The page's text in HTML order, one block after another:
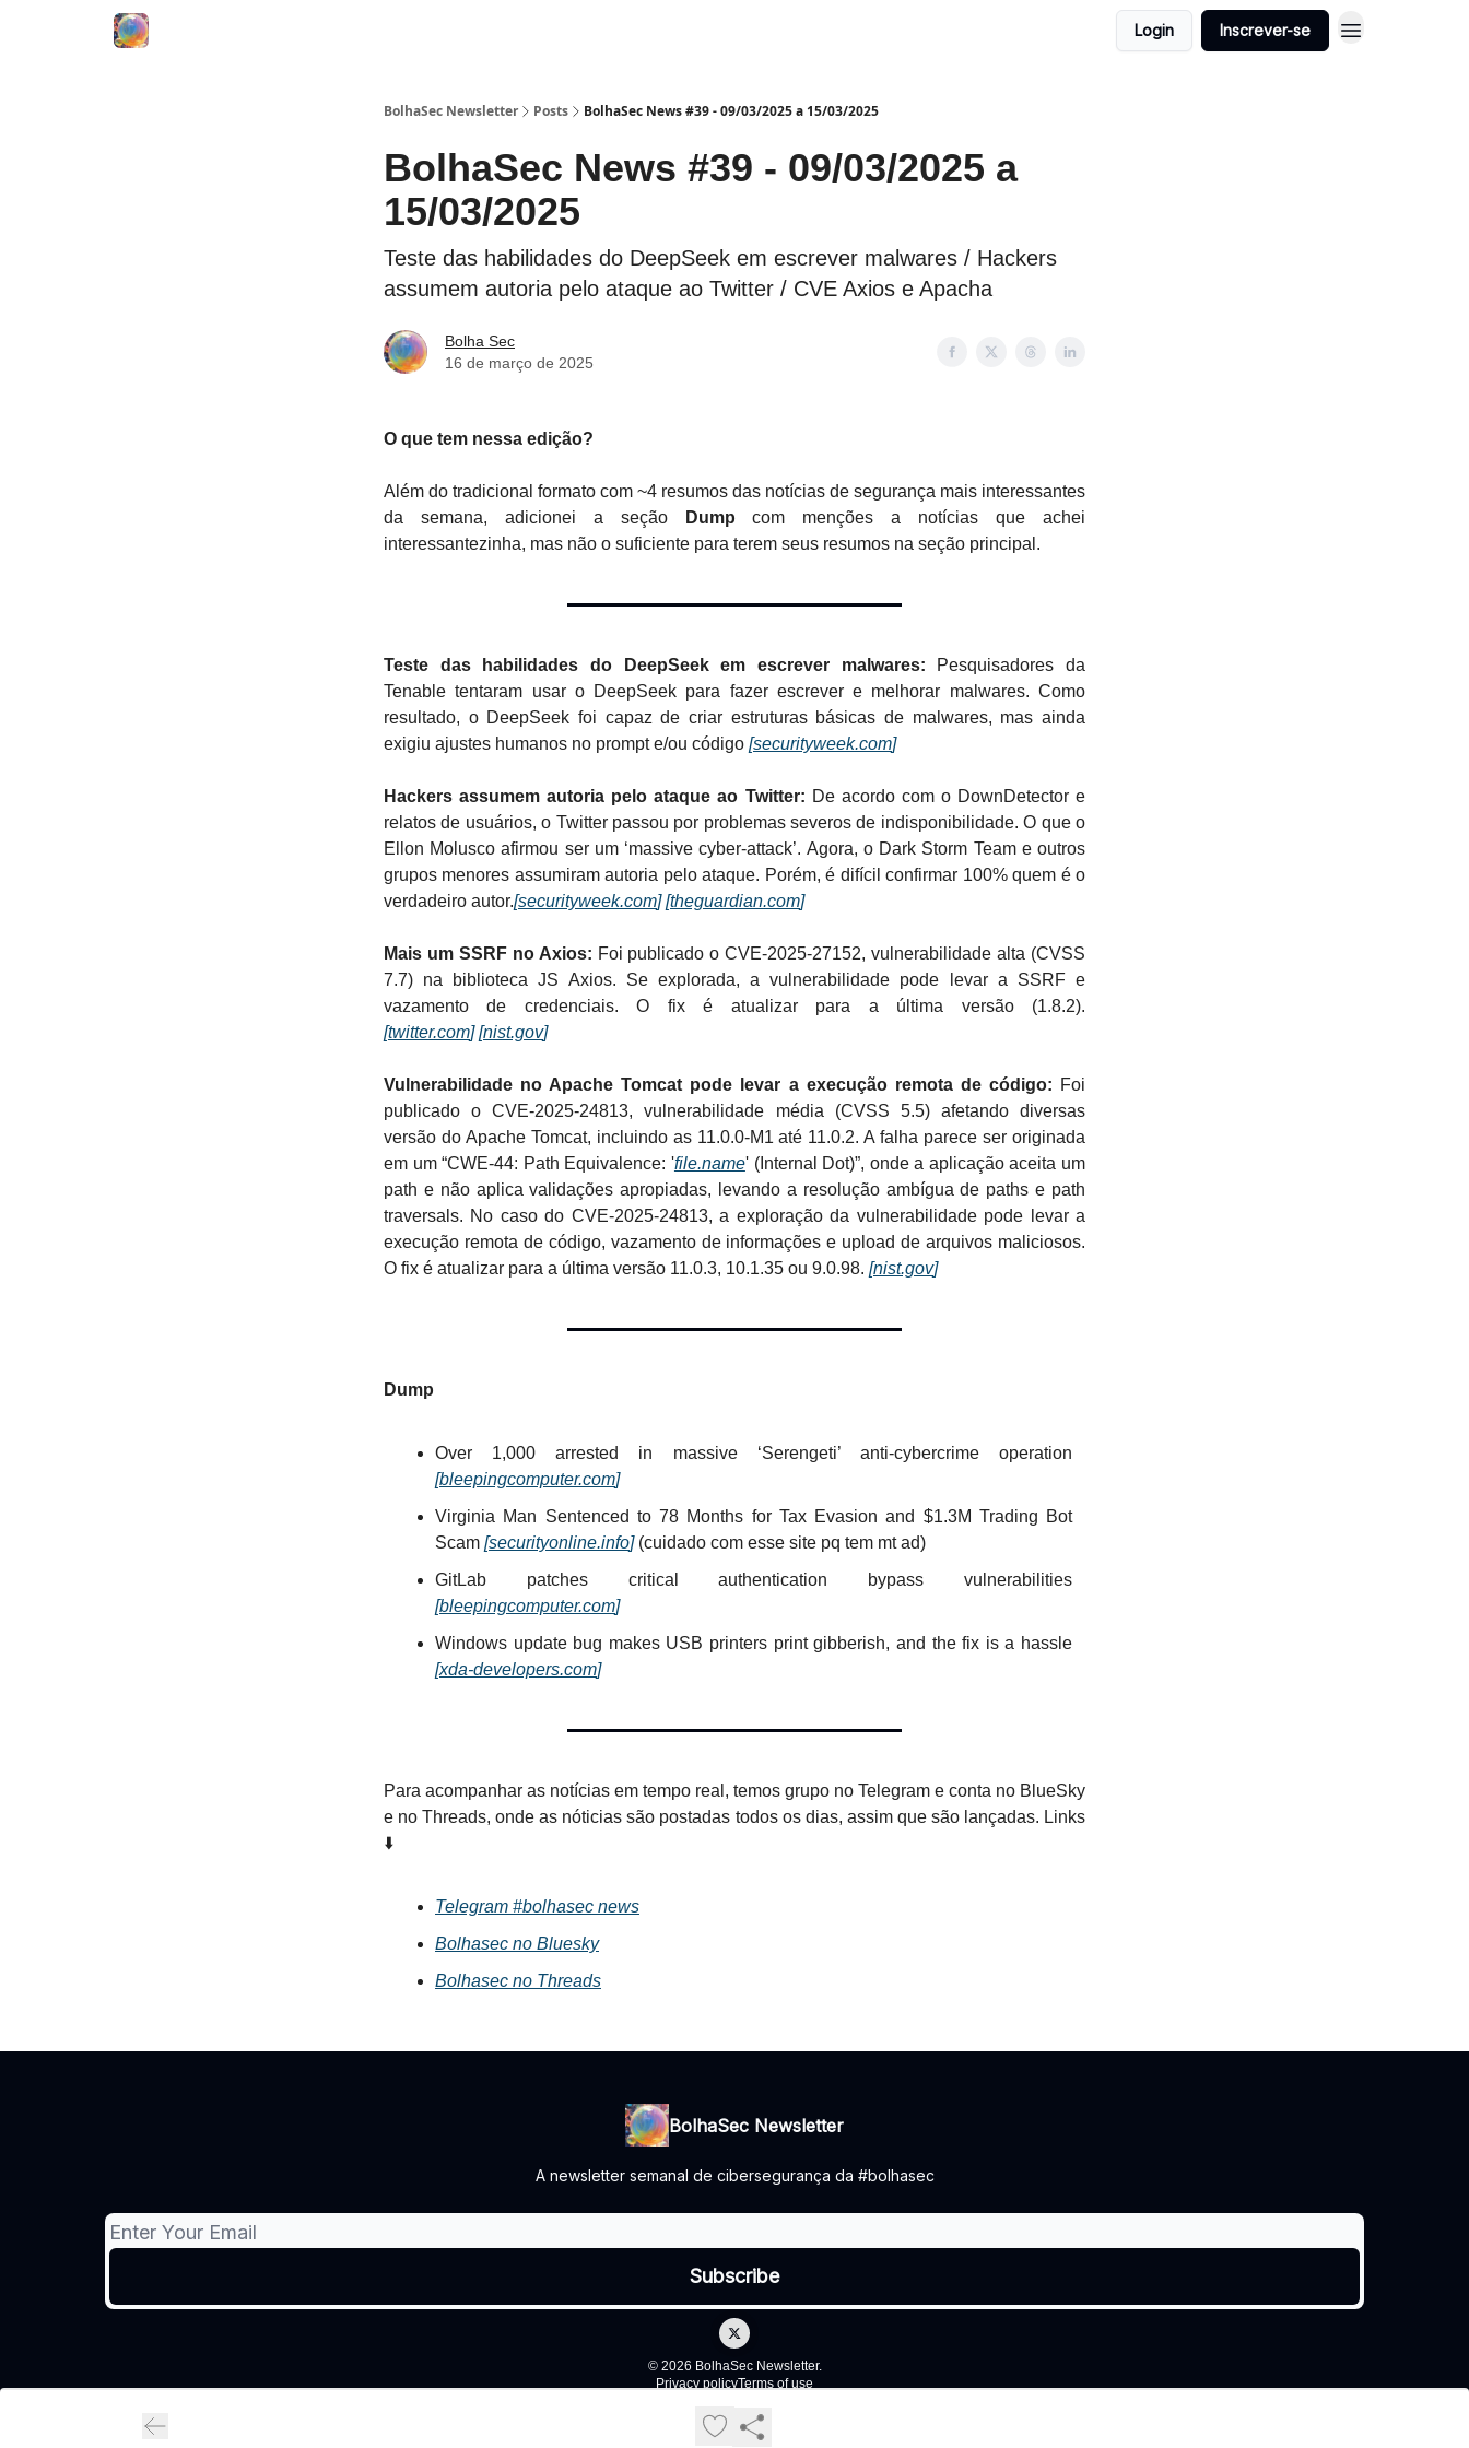
Login Inscrever-se
BolhaSec Newsletter Posts BolhaSec News #39 - 09/03/2025 a 15/03/2025
BolhaSec News #39 - 09/03/2025 a
15/03/2025
Teste das habilidades do DeepSeek em escrever malwares / Hackers
assumem autoria pelo ataque ao Twitter / CVE Axios e Apacha
Bolha Sec
16 de março de 2025
O que tem nessa edição?
Além do tradicional formato com ~4 resumos das notícias de segurança mais interessantes
da semana, adicionei a seção
Dump com menções a notícias que achei
interessantezinha, mas não o suficiente para terem seus resumos na seção principal.
Teste das habilidades do DeepSeek em escrever malwares: Pesquisadores da
Tenable tentaram usar o DeepSeek para fazer escrever e melhorar malwares. Como
resultado, o DeepSeek foi capaz de criar estruturas básicas de malwares, mas ainda
exigiu ajustes humanos no prompt e/ou código [securityweek.com]
Hackers assumem autoria pelo ataque ao Twitter: De acordo com o DownDetector e
relatos de usuários, o Twitter passou por problemas severos de indisponibilidade. O que o
Ellon Molusco afirmou ser um ‘massive cyber-attack’. Agora, o Dark Storm Team e outros
grupos menores assumiram autoria pelo ataque. Porém, é difícil confirmar 100% quem é o
verdadeiro autor.[securityweek.com] [theguardian.com]
Mais um SSRF no Axios: Foi publicado o CVE-2025-27152, vulnerabilidade alta (CVSS
7.7) na biblioteca JS Axios. Se explorada, a vulnerabilidade pode levar a SSRF e
vazamento de credenciais. O fix é atualizar para a última versão (1.8.2).
[twitter.com] [nist.gov]
Vulnerabilidade no Apache Tomcat pode levar a execução remota de código: Foi
publicado o CVE-2025-24813, vulnerabilidade média (CVSS 5.5) afetando diversas
versão do Apache Tomcat, incluindo as 11.0.0-M1 até 11.0.2. A falha parece ser originada
em um “CWE-44: Path Equivalence: 'file.name' (Internal Dot)”, onde a aplicação aceita um
path e não aplica validações apropiadas, levando a resolução ambígua de paths e path
traversals. No caso do CVE-2025-24813, a exploração da vulnerabilidade pode levar a
execução remota de código, vazamento de informações e upload de arquivos maliciosos.
O fix é atualizar para a última versão 11.0.3, 10.1.35 ou 9.0.98. [nist.gov]
Dump
Over 1,000 arrested in massive ‘Serengeti’ anti-cybercrime operation
[bleepingcomputer.com]
Virginia Man Sentenced to 78 Months for Tax Evasion and $1.3M Trading Bot
Scam [securityonline.info](cuidado com esse site pq tem mt ad)
GitLab patches critical authentication bypass vulnerabilities
[bleepingcomputer.com]
Windows update bug makes USB printers print gibberish, and the fix is a hassle
[xda-developers.com]
Para acompanhar as notícias em tempo real, temos grupo no Telegram e conta no BlueSky
e no Threads, onde as nóticias são postadas todos os dias, assim que são lançadas. Links
⬇️
Telegram #bolhasec news
Bolhasec no Bluesky
Bolhasec no Threads
BolhaSec Newsletter
A newsletter semanal de cibersegurança da #bolhasec
© 2026 BolhaSec Newsletter.
Privacy policyTerms of use
Powered by beehiiv